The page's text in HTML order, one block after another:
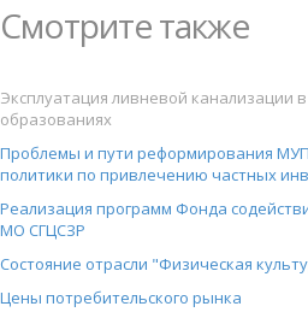
Смотрите также
Эксплуатация ливневой канализации
образованиях
Проблемы и пути реформирования
политики по привлечению частных
Реализация программ Фонда
МО СГЦСЗР
Состояние отрасли "Физическая
Цены потребительского рынка